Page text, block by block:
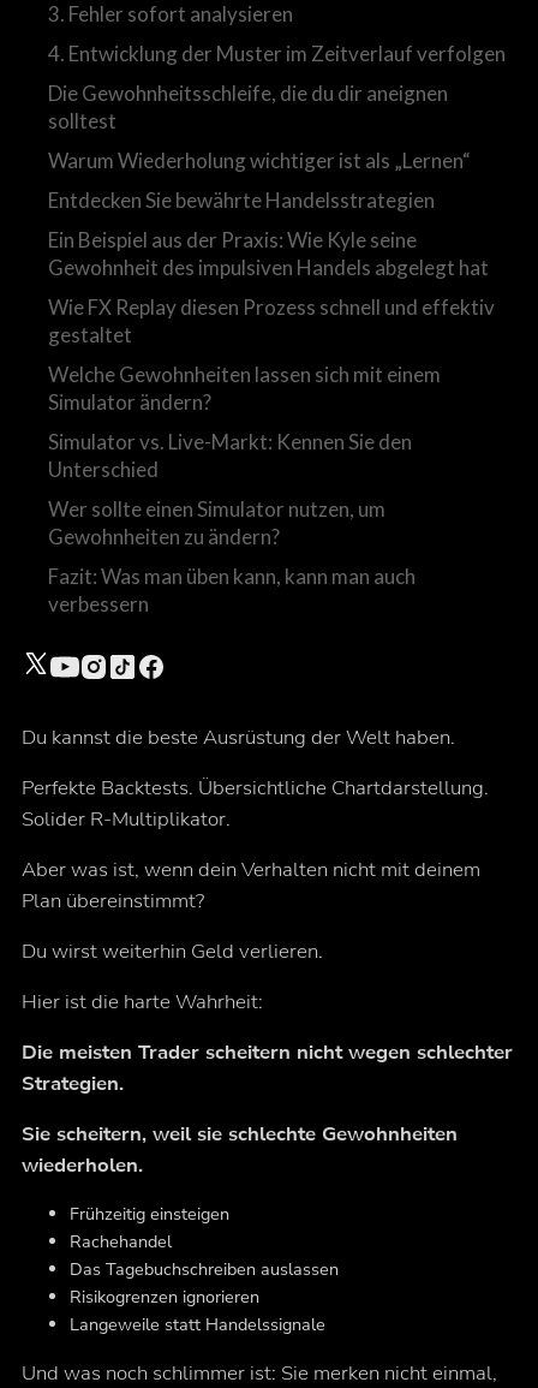
Du kannst die beste Ausrüstung der Welt haben.
Perfekte Backtests. Übersichtliche Chartdarstellung.
Solider R-Multiplikator.
Aber was ist, wenn dein Verhalten nicht mit deinem
Plan übereinstimmt?
Du wirst weiterhin Geld verlieren.
Hier ist die harte Wahrheit:
Die meisten Trader scheitern nicht wegen schlechter
Strategien.
Sie scheitern, weil sie schlechte Gewohnheiten
wiederholen.
Frühzeitig einsteigen
Rachehandel
Das Tagebuchschreiben auslassen
Risikogrenzen ignorieren
Langeweile statt Handelssignale
Und was noch schlimmer ist: Sie merken nicht einmal,
3. Fehler sofort analysieren
4. Entwicklung der Muster im Zeitverlauf verfolgen
Die Gewohnheitsschleife, die du dir aneignen
solltest
Warum Wiederholung wichtiger ist als „Lernen“
Entdecken Sie bewährte Handelsstrategien
Ein Beispiel aus der Praxis: Wie Kyle seine
Gewohnheit des impulsiven Handels abgelegt hat
Wie FX Replay diesen Prozess schnell und effektiv
gestaltet
Welche Gewohnheiten lassen sich mit einem
Simulator ändern?
Simulator vs. Live-Markt: Kennen Sie den
Unterschied
Wer sollte einen Simulator nutzen, um
Gewohnheiten zu ändern?
Fazit: Was man üben kann, kann man auch
verbessern